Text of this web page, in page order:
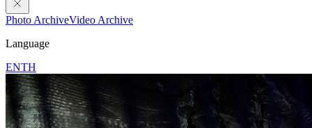
Photo ArchiveVideo Archive
Language
ENTH